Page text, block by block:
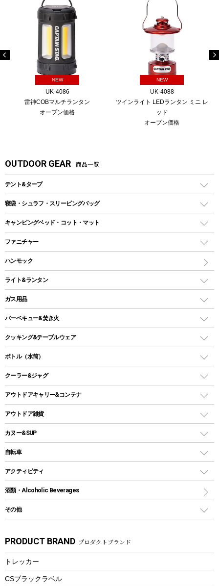
NEW
UK-4086
雷神COBマルチランタン
オープン価格
NEW
UK-4088
ツインライト LEDランタン ミニ レ
ッド
オープン価格
OUTDOOR GEAR 商品一覧
テント&タープ
テント
ツールームテント
ワンポールテント
シェルターテント
ロッジ型・オリジナルテント
タープ
スクエアタープ（レクタタープ）
メッシュタープ
自立式タープ
パラソル
テントアクセサリー
ペグ
グランドシート
ガイドロープ
ツール
寝袋・シュラフ・スリーピングバッグ
レクタングラー型（封筒型）シュラフ
インナーシュラフ
キャンピングベッド・コット・マット
キャンピングベッド・コット
インフレータブルマット
ファニチャー
アウトドアテーブル
レジャーシート
ハンモック
ライト&ランタン
LEDランタン
ガスランタン
オイルランタン
LEDライト
ヘッドライト
キャンドル
ガス用品
ガスバーナー
ガス缶
ガストーチ、ライター
バーベキュー&焚き火
バーベキューコンロ、グリル
焚き火台タイプ（ロースタイル）グリル
卓上タイプグリル
パーティータイプグリル
鉄板、アミ
焚き火台&ストーブ
火起こし
バーベキューツール
クッキング&テーブルウェア
ダッチオーブン
ホットサンドメーカー
クッカーセット
シェラカップ
クッキングツール
ナイフ
カトラリー
マグカップ、カップ
ステンレスボトル
フードボトル
ボトル（水筒）
ステンレスボトル
コップ付きタイプ
ワンタッチタイプ
プラスチックボトル
ディズニーボトル
クーラー&ジャグ
クーラーボックス
クーラーバッグ
ウォータージャグ
保冷剤
アウトドアキャリー&コンテナ
アウトドアキャリー
アウトドア雑貨
バックパック&バッグ
リュック、バックパック
トートバッグ、サコッシュ
ショッピングキャリー
その他アウトドア雑貨
スプレー関係
ツール、他
カヌー&SUP
インフレータブル
カヤック
パドル
ヘルメット
エアーポンプ
アクセサリー
自転車
折りたたみ自転車
スポーツサイクル
シティサイクル
自転車ウェア
アクティビティ
マリン
ラッシュガード
パラソル
フローティングベスト
酒類・Alcoholic Beverages
その他
湯たんぽ
防災用品
PRODUCT BRAND プロダクトブランド
トレッカー
CSブラックラベル